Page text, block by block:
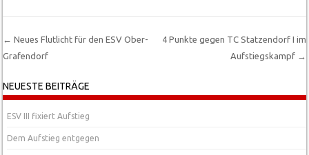
Post navigation
← Neues Flutlicht für den ESV Ober-
Grafendorf
4 Punkte gegen TC Statzendorf I im
Aufstiegskampf →
NEUESTE BEITRÄGE
ESV III fixiert Aufstieg
Dem Aufstieg entgegen